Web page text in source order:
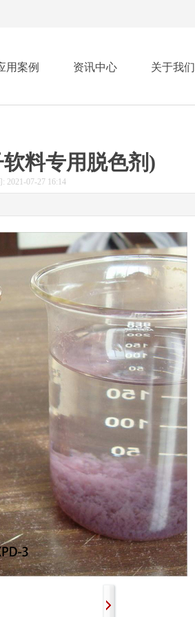
用案例 资讯中心 关于我们
料专用脱色剂)
2021-07-27 16:14